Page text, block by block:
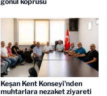
Keşan Kent Konseyi'nden
muhtarlara nezaket ziyareti